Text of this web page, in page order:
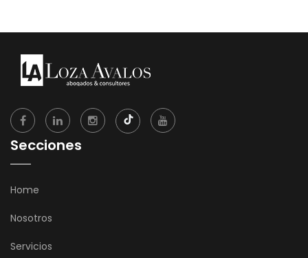
Secciones
Home
Nosotros
Servicios